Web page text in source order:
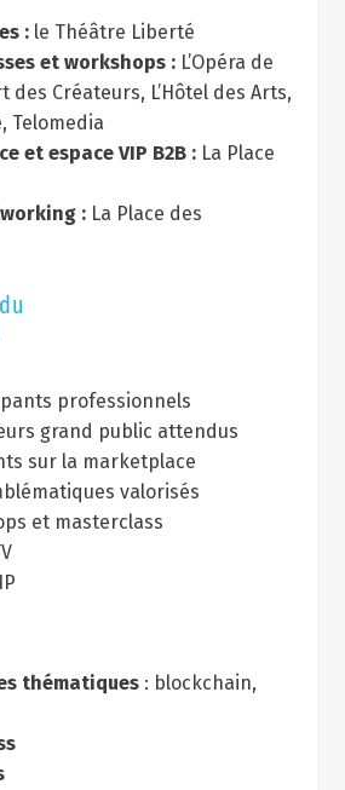
:le Théâtre Liberté
et workshops : L’Opéra de
des Créateurs, L’Hôtel des Arts,
Telomedia
et espace VIP B2B :La Place
:La Place des
professionnels
grand public attendus
sur la marketplace
valorisés
et masterclass
thématiques: blockchain,